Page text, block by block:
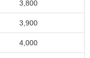
3,800
3,900
4,000